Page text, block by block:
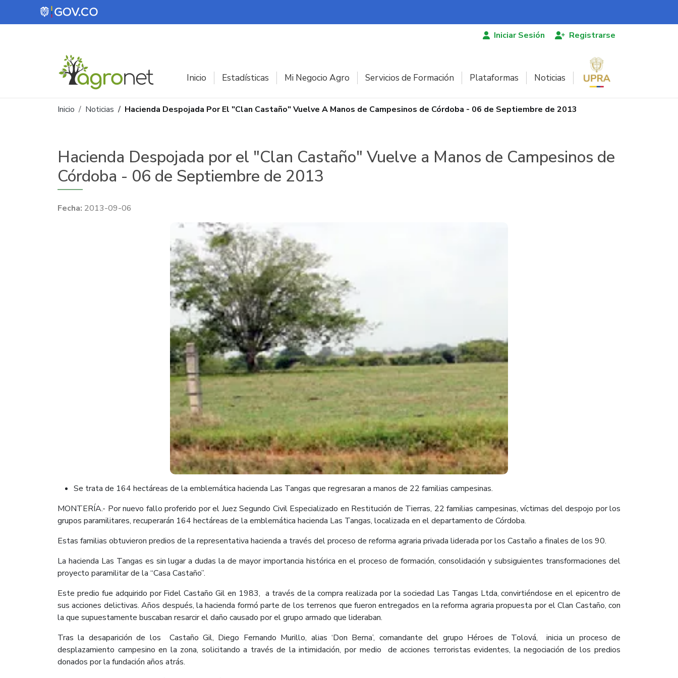
Pasar al contenido principal
Iniciar Sesión Registrarse
Inicio Estadísticas Mi Negocio Agro Servicios de Formación Plataformas Noticias
Ruta de navegación
Inicio Noticias Hacienda Despojada Por El "Clan Castaño" Vuelve A Manos de Campesinos de Córdoba - 06 de Septiembre de 2013
Hacienda Despojada por el "Clan Castaño" Vuelve a Manos de Campesinos de
Córdoba - 06 de Septiembre de 2013
2013-09-06
Se trata de 164 hectáreas de la emblemática hacienda Las Tangas que regresaran a manos de 22 familias campesinas.
MONTERÍA.- Por nuevo fallo proferido por el Juez Segundo Civil Especializado en Restitución de Tierras, 22 familias campesinas, víctimas del despojo por los
grupos paramilitares, recuperarán 164 hectáreas de la emblemática hacienda Las Tangas, localizada en el departamento de Córdoba.
Estas familias obtuvieron predios de la representativa hacienda a través del proceso de reforma agraria privada liderada por los Castaño a finales de los 90.
La hacienda Las Tangas es sin lugar a dudas la de mayor importancia histórica en el proceso de formación, consolidación y subsiguientes transformaciones del
proyecto paramilitar de la “Casa Castaño”.
Este predio fue adquirido por Fidel Castaño Gil en 1983, a través de la compra realizada por la sociedad Las Tangas Ltda, convirtiéndose en el epicentro de
sus acciones delictivas. Años después, la hacienda formó parte de los terrenos que fueron entregados en la reforma agraria propuesta por el Clan Castaño, con
la que supuestamente buscaban resarcir el daño causado por el grupo armado que lideraban.
Tras la desaparición de los Castaño Gil, Diego Fernando Murillo, alias ‘Don Berna’, comandante del grupo Héroes de Tolová, inicia un proceso de
desplazamiento campesino en la zona, solicitando a través de la intimidación, por medio de acciones terroristas evidentes, la negociación de los predios
donados por la fundación años atrás.